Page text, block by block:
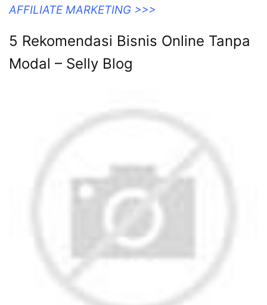
AFFILIATE MARKETING >>>
5 Rekomendasi Bisnis Online Tanpa
Modal – Selly Blog